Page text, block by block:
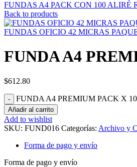
FUNDAS A4 PACK CON 100 ALIRÉ
Back to products
FUNDAS OFICIO 42 MICRAS
FUNDA A4
$612.80
FUNDA A4 PREMIUM PACK X
Añadir al carrito
Add to wishlist
SKU: FUND016 Categorías: Archivo y
Forma de pago y envío
Forma de pago y envío